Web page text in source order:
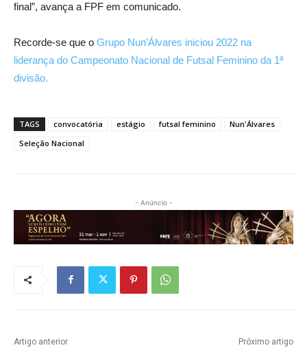
final”, avança a FPF em comunicado.
Recorde-se que o Grupo Nun’Álvares iniciou 2022 na
liderança do Campeonato Nacional de Futsal Feminino da 1ª
divisão.
TAGS convocatória estágio futsal feminino
Nun'Álvares
Seleção Nacional
- Anúncio -
Artigo anterior Próximo artigo